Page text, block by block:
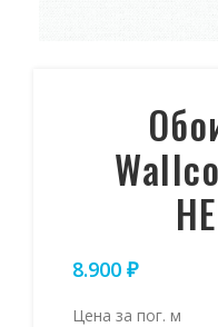
8.900 ₽
Цена за пог. м